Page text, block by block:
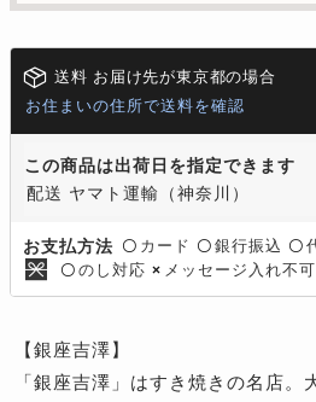
送料 お届け先が東京都の場合
お住まいの住所で送料を確認
この商品は出荷日を指定できます
配送 ヤマト運輸（神奈川）
お支払方法 〇 カード 〇 銀行振込 〇
〇 のし対応 × メッセージ入れ不可
【銀座吉澤】
「銀座吉澤」はすき焼きの名店。